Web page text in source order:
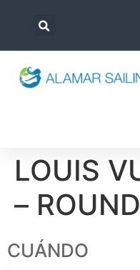
LOUIS
–
CUÁNDO